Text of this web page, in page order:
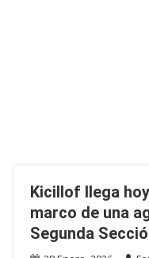
Kicillof llega
marco de una
Segunda